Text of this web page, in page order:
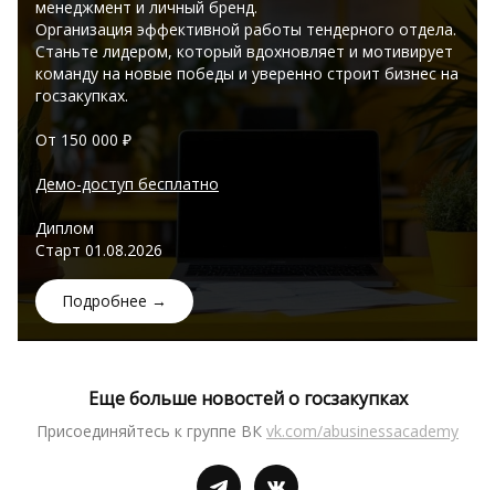
менеджмент и личный бренд.
Организация эффективной работы тендерного отдела.
Станьте лидером, который вдохновляет и мотивирует
команду на новые победы и уверенно строит бизнес на
госзакупках.
От 150 000 ₽
Демо-доступ бесплатно
Диплом
Старт 01.08.2026
Подробнее →
Еще больше новостей о госзакупках
Присоединяйтесь к группе ВК vk.com/abusinessacademy